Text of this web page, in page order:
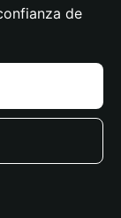
de